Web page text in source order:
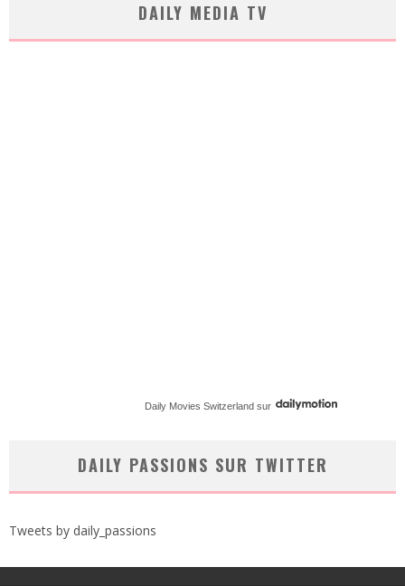
DAILY MEDIA TV
Daily Movies Switzerland sur
DAILY PASSIONS SUR TWITTER
Tweets by daily_passions